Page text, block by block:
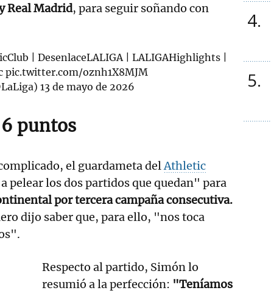
Real Madrid, para seguir soñando con
| DesenlaceLALIGA | LALIGAHighlights |
pic.twitter.com/oznh1X8MJM
13 de mayo de 2026
puntos
el guardameta delAthletic
pelear los dos partidos que quedan" para
por tercera campaña consecutiva.
dijo saber que, para ello, "nos toca
Respecto al partido, Simón lo
resumió a la perfección: "Teníamos
4
5